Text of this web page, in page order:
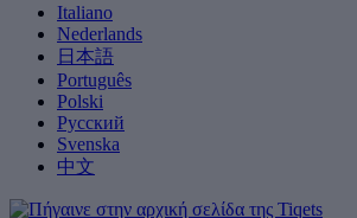
Italiano
Nederlands
日本語
Português
Polski
Русский
Svenska
中文